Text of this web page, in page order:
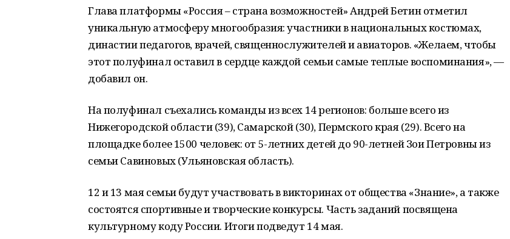
Глава платформы «Россия – страна возможностей» Андрей Бетин отметил
уникальную атмосферу многообразия: участники в национальных костюмах,
династии педагогов, врачей, священнослужителей и авиаторов. «Желаем, чтобы
этот полуфинал оставил в сердце каждой семьи самые теплые воспоминания», —
добавил он.
На полуфинал съехались команды из всех 14 регионов: больше всего из
Нижегородской области (39), Самарской (30), Пермского края (29). Всего на
площадке более 1500 человек: от 5-летних детей до 90-летней Зои Петровны из
семьи Савиновых (Ульяновская область).
12 и 13 мая семьи будут участвовать в викторинах от общества «Знание», а также
состоятся спортивные и творческие конкурсы. Часть заданий посвящена
культурному коду России. Итоги подведут 14 мая.